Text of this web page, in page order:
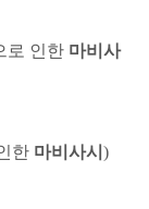
로 인한 마비사
한 마비사시 )